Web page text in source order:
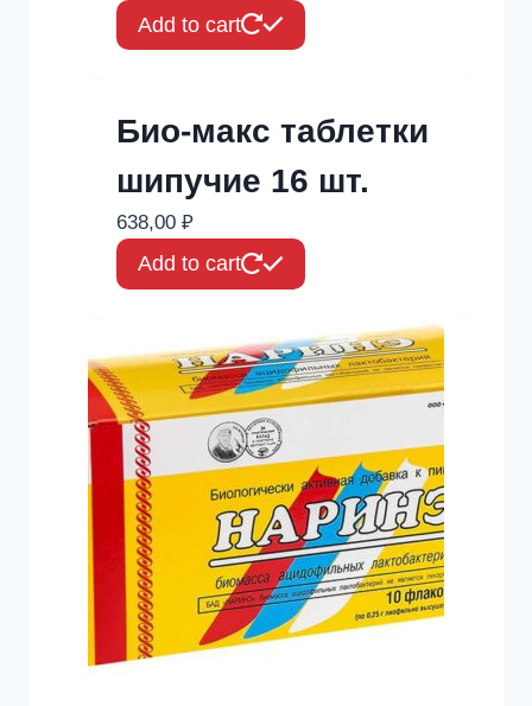
Add to cart
Био-макс таблетки
шипучие 16 шт.
638,00 ₽
Add to cart